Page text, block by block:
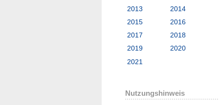
2013
2014
2015
2016
2017
2018
2019
2020
2021
Nutzungshinweis